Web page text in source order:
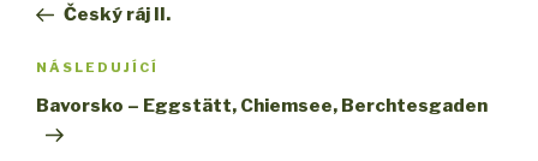
příspěvek
příspěvek
Český ráj II.
Následující
příspěvek
NÁSLEDUJÍCÍ
Bavorsko – Eggstätt, Chiemsee, Berchtesgaden